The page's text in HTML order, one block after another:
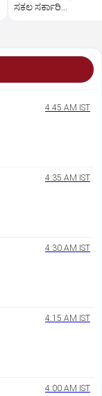
ಸಕಲ ಸರ್ಕಾರಿ
4:45 AM IST
4:35 AM IST
4:30 AM IST
4:15 AM IST
4:00 AM IST